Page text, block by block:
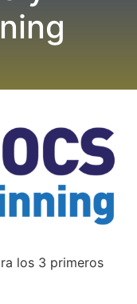
los 3 primeros